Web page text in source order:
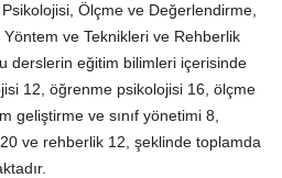
Ölçme ve Değerlendirme,
ve Teknikleri ve Rehberlik
derslerin eğitim bilimleri içerisinde
12, öğrenme psikolojisi 16, ölçme
geliştirme ve sınıf yönetimi 8,
ve rehberlik 12, şeklinde toplamda